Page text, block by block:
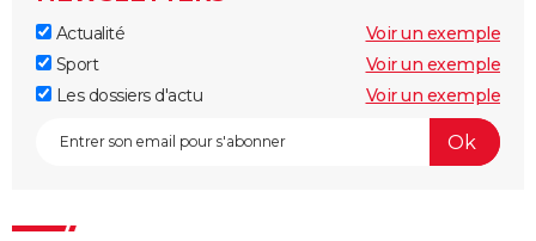
Actualité
Voir un exemple
Sport
Voir un exemple
Les dossiers d'actu
Voir un exemple